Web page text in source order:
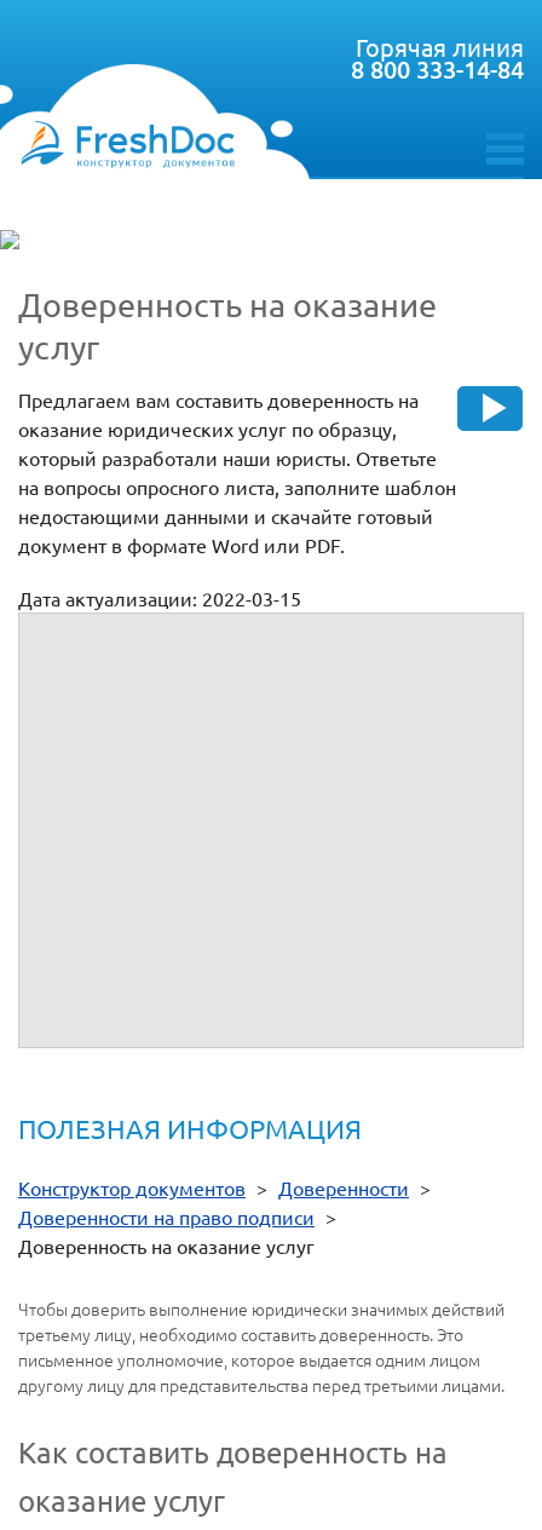
toggle
Горячая линия
8 800 333-14-84
Доверенность на оказание
услуг
Предлагаем вам составить доверенность на
оказание юридических услуг по образцу,
который разработали наши юристы. Ответьте
на вопросы опросного листа, заполните шаблон
недостающими данными и скачайте готовый
документ в формате Word или PDF.
Дата актуализации: 2022-03-15
ПОЛЕЗНАЯ ИНФОРМАЦИЯ
Конструктор документов > Доверенности >
Доверенности на право подписи >
Доверенность на оказание услуг
Чтобы доверить выполнение юридически значимых действий
третьему лицу, необходимо составить доверенность. Это
письменное уполномочие, которое выдается одним лицом
другому лицу для представительства перед третьими лицами.
Как составить доверенность на
оказание услуг